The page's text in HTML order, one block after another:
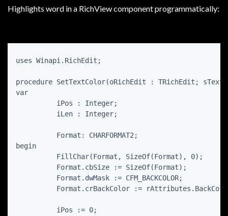
Highlights word in a RichView component programmatically:
uses Winapi.RichEdit;
procedure SetTextColor(oRichEdit : TRichEdit;
var
          iPos : Integer;
          iLen : Integer;
          Format: CHARFORMAT2;
begin
          FillChar(Format, SizeOf(Format), 0);
          Format.cbSize := SizeOf(Format);
          Format.dwMask := CFM_BACKCOLOR;
Format.crBackColor :=
          iPos := 0;